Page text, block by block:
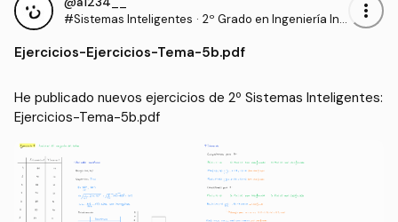
#Sistemas Inteligentes · 2º Grado en Ingeniería Inf
more_vert
Ejercicios-Ejercicios-Tema-5b.pdf
He publicado nuevos ejercicios de 2º Sistemas Inteligentes:
Ejercicios-Tema-5b.pdf